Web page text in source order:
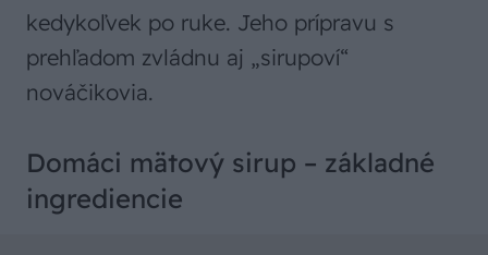
kedykoľvek po ruke. Jeho prípravu s
prehľadom zvládnu aj „sirupoví“
nováčikovia.
Domáci mätový sirup – základné
ingrediencie